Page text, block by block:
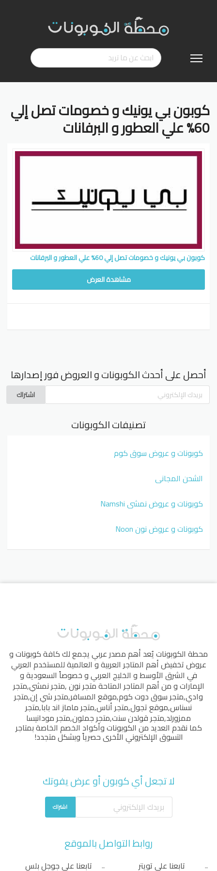
إلى
كوبون بي يونيك و خصومات تصل إلي
60% علي العطور و البرفانات
كوبون بي يونيك و خصومات تصل إلي 60% علي العطور و البرفانات
مشاهدة العرض
أحصل على أحدث الكوبونات و العروض فور إصدارها
اشتراك
تصنيفات الكوبونات
كوبونات و عروض سوق كوم
الشحن المجاني
كوبونات و عروض نمشي Namshi
كوبونات و عروض نون Noon
محطة الكوبوناتيُعد أهم مصدر عربي يجمع لك كافة كوبونات و
عروض تخفيض أهم المتاجر العربية و العالمية للمستخدم العربي
في الشرق الأوسط و الخليج العربي و خصوصاً السعودية و
الإمارات و من أهم المتاجر المتاحةمتجر نون,متجر نمشي,متجر
وادي,متجر سوق دوت كوم,موقع المسافر,متجر شي إن,متجر
نسناس,موقع تجول,متجر أناس,متجر ماماز اند بابا,متجر
ممزورلد,متجر قولدن سنت,متجر جملون,متجر مودانيسا
كما نقدم العديد من الكوبونات وأكواد الخصم الخاصة بمتاجر
التسوق الإلكتروني الأخرى حصرياً وبشكل متجدد!
لا تجعل أي كوبون أو عرض يفوتك
اشتراك
روابط التواصل بالموقع
تابعنا على تويتر تابعنا على جوجل بلس